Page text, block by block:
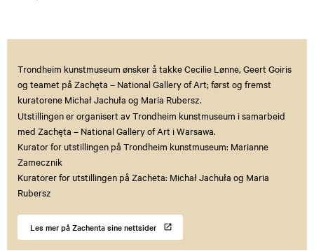
Trondheim kunstmuseum ønsker å takke Cecilie Lønne, Geert Goiris
og teamet på Zachęta – National Gallery of Art; først og fremst
kuratorene Michał Jachuła og Maria Rubersz.
Utstillingen er organisert av Trondheim kunstmuseum i samarbeid
med Zachęta – National Gallery of Art i Warsawa.
Kurator for utstillingen på Trondheim kunstmuseum: Marianne
Zamecznik
Kuratorer for utstillingen på Zacheta: Michał Jachuła og Maria
Rubersz
Les mer på Zachenta sine nettsider